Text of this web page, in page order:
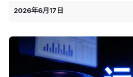
2026年6月17日